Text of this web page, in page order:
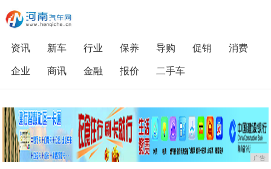
资讯 新车 行业 保养 导购 促销
消费
企业
商讯 金融 报价 二手车
广告